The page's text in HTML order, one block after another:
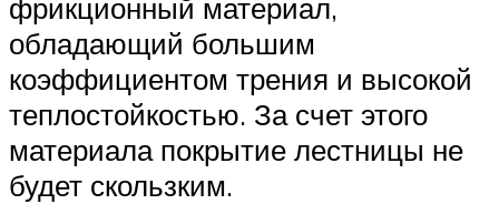
фрикционный материал,
обладающий большим
коэффициентом трения и высокой
теплостойкостью. За счет этого
материала покрытие лестницы не
будет скользким.